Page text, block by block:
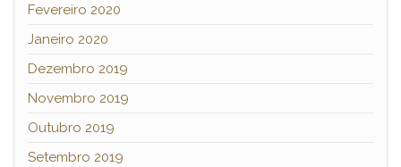
Fevereiro 2020
Janeiro 2020
Dezembro 2019
Novembro 2019
Outubro 2019
Setembro 2019